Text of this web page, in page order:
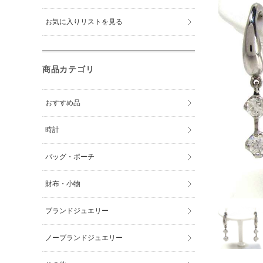
お気に入りリストを見る
商品カテゴリ
おすすめ品
時計
バッグ・ポーチ
財布・小物
ブランドジュエリー
ノーブランドジュエリー